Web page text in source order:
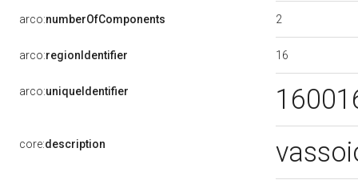
arco:numberOfComponents 2
arco:regionIdentifier 16
arco:uniqueIdentifier
core:description